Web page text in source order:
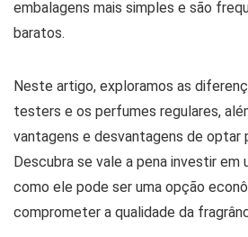
embalagens mais simples e são
baratos.
Neste artigo, exploramos as
testers e os perfumes regulares,
vantagens e desvantagens de optar
Descubra se vale a pena investir
como ele pode ser uma opção
comprometer a qualidade da